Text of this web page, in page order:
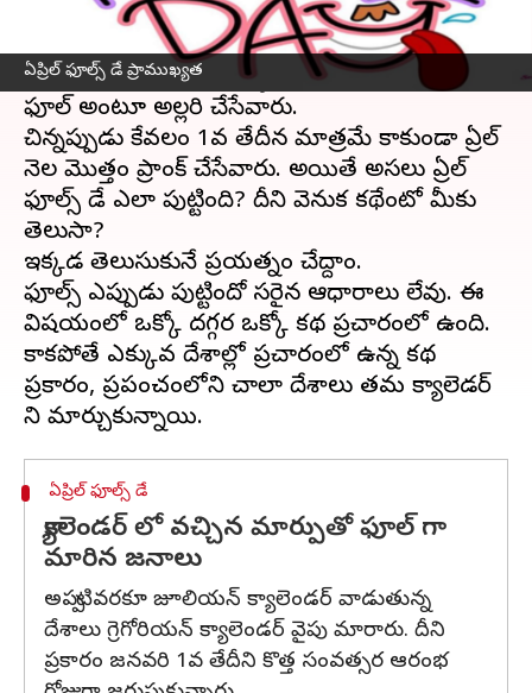
ఏప్రిల్ ఫూల్స్ డే ప్రాముఖ్యత
వ తేదీ రాగానే అవతలి వారిని ప్రాంక్ చేయడం
అందరికీ అలవాటు. చిన్నప్పుడు ఇది మరింత
ఎక్కువగా ఉండేది. స్కూళ్ళలో అయితే ఏప్రిల్ ఫూల్
ఫూల్ అంటూ అల్లరి చేసేవారు.
చిన్నప్పుడు కేవలం 1వ తేదీన మాత్రమే కాకుండా ఏప్రిల్
నెల మొత్తం ప్రాంక్ చేసేవారు. అయితే అసలు ఏప్రిల్
ఫూల్స్ డే ఎలా పుట్టింది? దీని వెనుక కథేంటో మీకు
తెలుసా?
ఇక్కడ తెలుసుకునే ప్రయత్నం చేద్దాం.
ఫూల్స్ ఎప్పుడు పుట్టిందో సరైన ఆధారాలు లేవు. ఈ
విషయంలో ఒక్కో దగ్గర ఒక్కో కథ ప్రచారంలో ఉంది.
కాకపోతే ఎక్కువ దేశాల్లో ప్రచారంలో ఉన్న కథ
ప్రకారం, ప్రపంచంలోని చాలా దేశాలు తమ క్యాలెడర్
ఏప్రిల్ ఫూల్స్ డే
క్యాలెండర్ లో వచ్చిన మార్పుతో ఫూల్ గా
మారిన జనాలు
అప్పటివరకూ జూలియన్ క్యాలెండర్ వాడుతున్న
దేశాలు గ్రెగోరియన్ క్యాలెండర్ వైపు మారారు. దీని
ప్రకారం జనవరి 1వ తేదీని కొత్త సంవత్సర ఆరంభ